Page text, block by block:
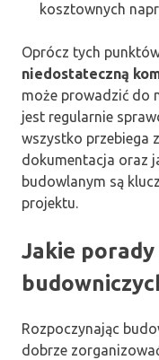
kosztownych
Oprócz tych
niedostateczną
może prowadzić do
jest regularnie
wszystko przebiega
dokumentacja oraz
budowlanym są
projektu.
Jakie
Rozpoczynając
dobrze